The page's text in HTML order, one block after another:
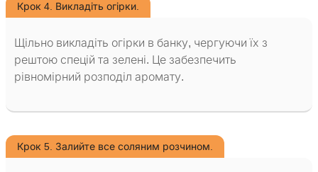
Крок 4. Викладіть огірки.
Щільно викладіть огірки в банку, чергуючи їх з
рештою спецій та зелені. Це забезпечить
рівномірний розподіл аромату.
Крок 5. Залийте все соляним розчином.